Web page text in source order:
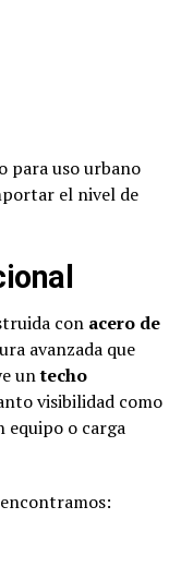
para uso urbano
el nivel de
con acero de
avanzada que
untecho
visibilidad como
equipo o carga